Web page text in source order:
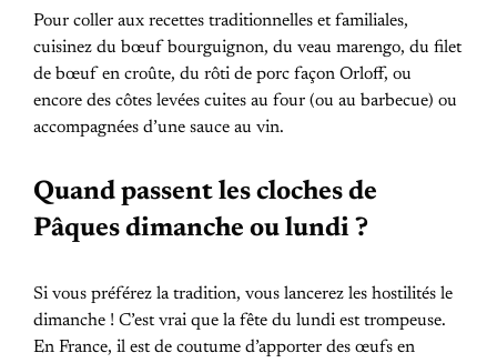
Pour coller aux recettes traditionnelles et familiales,
cuisinez du bœuf bourguignon, du veau marengo, du filet
de bœuf en croûte, du rôti de porc façon Orloff, ou
encore des côtes levées cuites au four (ou au barbecue) ou
accompagnées d’une sauce au vin.
Quand passent les cloches de
Pâques dimanche ou lundi ?
Si vous préférez la tradition, vous lancerez les hostilités le
dimanche ! C’est vrai que la fête du lundi est trompeuse.
En France, il est de coutume d’apporter des œufs en